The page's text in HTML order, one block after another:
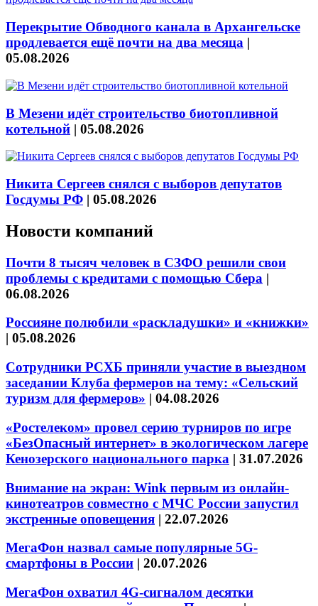
Перекрытие Обводного канала в Архангельске
продлевается ещё почти на два месяца |
05.08.2026
В Мезени идёт строительство биотопливной
котельной | 05.08.2026
Никита Сергеев снялся с выборов депутатов
Госдумы РФ | 05.08.2026
Новости компаний
Почти 8 тысяч человек в СЗФО решили свои
проблемы с кредитами с помощью Сбера |
06.08.2026
Россияне полюбили «раскладушки» и «книжки»
| 05.08.2026
Сотрудники РСХБ приняли участие в выездном
заседании Клуба фермеров на тему: «Сельский
туризм для фермеров» | 04.08.2026
«Ростелеком» провел серию турниров по игре
«БезОпасный интернет» в экологическом лагере
Кенозерского национального парка | 31.07.2026
Внимание на экран: Wink первым из онлайн-
кинотеатров совместно с МЧС России запустил
экстренные оповещения | 22.07.2026
МегаФон назвал самые популярные 5G-
смартфоны в России | 20.07.2026
МегаФон охватил 4G-сигналом десятки